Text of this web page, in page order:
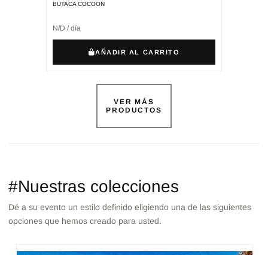
BUTACA COCOON
N/D / día
AÑADIR AL CARRITO
VER MÁS
PRODUCTOS
#Nuestras colecciones
Dé a su evento un estilo definido eligiendo una de las siguientes
opciones que hemos creado para usted.